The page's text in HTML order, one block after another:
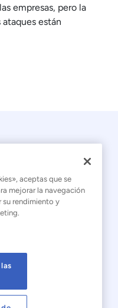
empresas, pero la
están
reservados.
moderna
de uso del sitio web
Mapa del sitio
aceptas que se
mejorar la navegación
su rendimiento y